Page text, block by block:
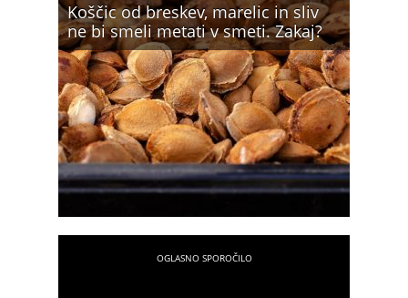
Koščic od breskev, marelic in sliv
ne bi smeli metati v smeti. Zakaj?